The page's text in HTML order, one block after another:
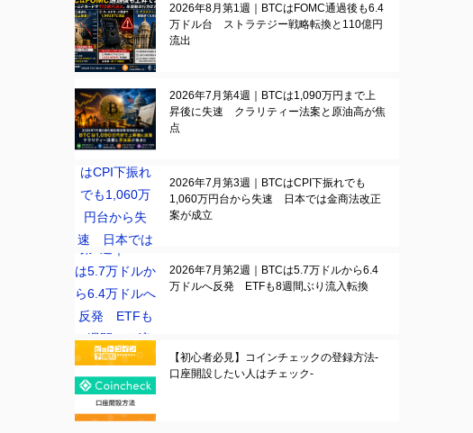
2026年8月第1週｜BTCはFOMC通過後も6.4
万ドル台 ストラテジー戦略転換と110億円
流出
2026年7月第4週｜BTCは1,090万円まで上
昇後に失速 クラリティー法案と原油高が焦
点
2026年7月第3週｜BTCはCPI下振れでも
1,060万円台から失速 日本では金商法改正
案が成立
2026年7月第2週｜BTCは5.7万ドルから6.4
万ドルへ反発 ETFも8週間ぶり流入転換
【初心者必見】コインチェックの登録方法-
口座開設したい人はチェック-